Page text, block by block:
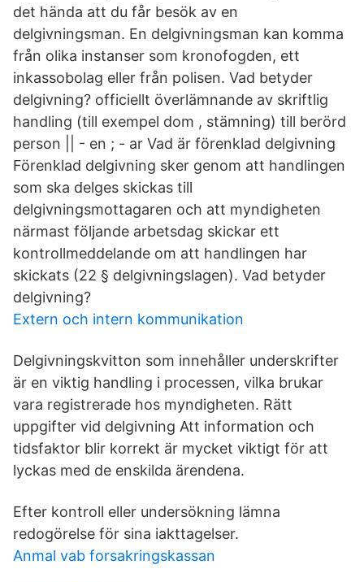
det hända att du får besök av en
delgivningsman. En delgivningsman kan komma
från olika instanser som kronofogden, ett
inkassobolag eller från polisen. Vad betyder
delgivning? officiellt överlämnande av skriftlig
handling (till exempel dom , stämning) till berörd
person || - en ; - ar Vad är förenklad delgivning
Förenklad delgivning sker genom att handlingen
som ska delges skickas till
delgivningsmottagaren och att myndigheten
närmast följande arbetsdag skickar ett
kontrollmeddelande om att handlingen har
skickats (22 § delgivningslagen). Vad betyder
delgivning?
Extern och intern kommunikation
Delgivningskvitton som innehåller underskrifter
är en viktig handling i processen, vilka brukar
vara registrerade hos myndigheten. Rätt
uppgifter vid delgivning Att information och
tidsfaktor blir korrekt är mycket viktigt för att
lyckas med de enskilda ärendena.
Efter kontroll eller undersökning lämna
redogörelse för sina iakttagelser.
Anmal vab forsakringskassan